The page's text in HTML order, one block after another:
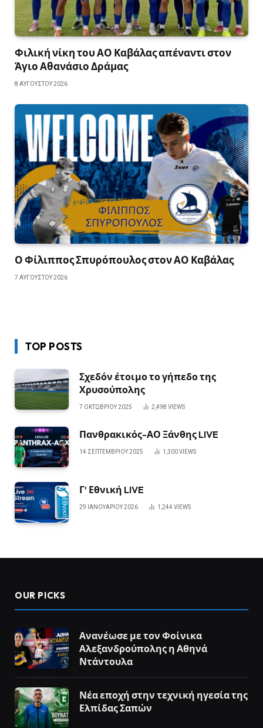
Φιλική νίκη του ΑΟ Καβάλας απέναντι στον
Άγιο Αθανάσιο Δράμας
8 ΑΥΓΟΎΣΤΟΥ 2026
Ο Φίλιππος Σπυρόπουλος στον ΑΟ Καβάλας
7 ΑΥΓΟΎΣΤΟΥ 2026
TOP POSTS
Σχεδόν έτοιμο το γήπεδο της
Χρυσούπολης
7 ΟΚΤΩΒΡΊΟΥ 2025 2,498 VIEWS
Πανθρακικός-ΑΟ Ξάνθης LIVE
14 ΣΕΠΤΕΜΒΡΊΟΥ 2025 1,300VIEWS
Γ’ Εθνική LIVE
29 ΙΑΝΟΥΑΡΊΟΥ 2026 1,244 VIEWS
OUR PICKS
Ανανέωσε με τον Φοίνικα
Αλεξανδρούπολης η Αθηνά
Ντάντουλα
Νέα εποχή στην τεχνική ηγεσία της
Ελπίδας Σαπών